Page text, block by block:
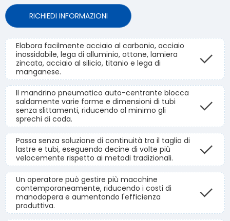
RICHIEDI INFORMAZIONI
Elabora facilmente acciaio al carbonio, acciaio
inossidabile, lega di alluminio, ottone, lamiera
zincata, acciaio al silicio, titanio e lega di
manganese.
Il mandrino pneumatico auto-centrante blocca
saldamente varie forme e dimensioni di tubi
senza slittamenti, riducendo al minimo gli
sprechi di coda.
Passa senza soluzione di continuità tra il taglio di
lastre e tubi, eseguendo decine di volte più
velocemente rispetto ai metodi tradizionali.
Un operatore può gestire più macchine
contemporaneamente, riducendo i costi di
manodopera e aumentando l'efficienza
produttiva.